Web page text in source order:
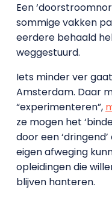
Een
sommige vakken
eerdere behaald
weggestuurd.
Iets minder ver
Amsterdam. Daar
“experimenteren”,
ze mogen het
door een
eigen afweging
opleidingen die
blijven hanteren.